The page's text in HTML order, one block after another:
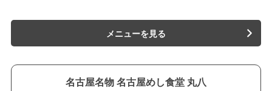
メニューを見る
名古屋名物 名古屋めし食堂 丸八